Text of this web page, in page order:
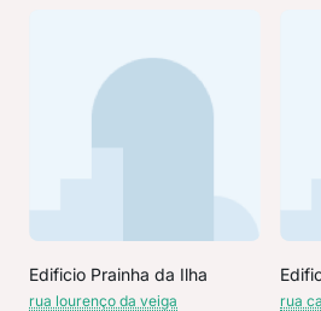
Edificio Prainha da Ilha
rua lourenço da veiga rua